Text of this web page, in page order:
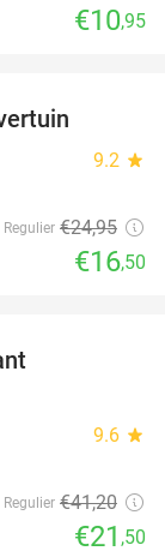
€10,95
9.2 star
Regulier €24,95
€16,50
9.6 star
Regulier €41,20
€21 ,50